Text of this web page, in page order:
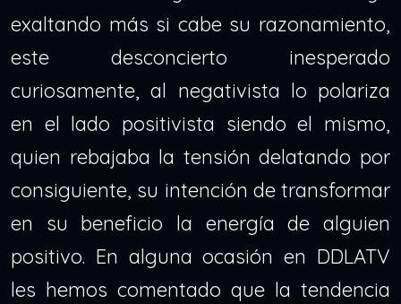
exaltando más si cabe su razonamiento,
este desconcierto inesperado
curiosamente, al negativista lo polariza
en el lado positivista siendo el mismo,
quien rebajaba la tensión delatando por
consiguiente, su intención de transformar
en su beneficio la energía de alguien
positivo. En alguna ocasión en DDLATV
les hemos comentado que la tendencia